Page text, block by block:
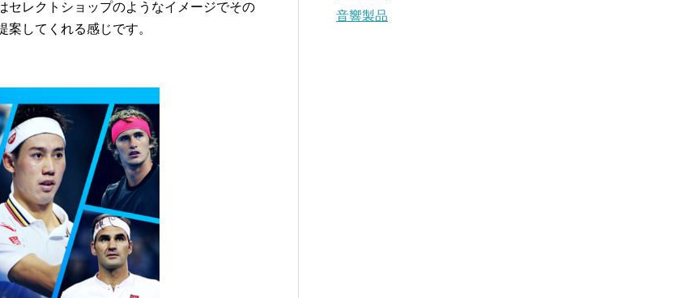
セレクトショップのようなイメージでその
してくれる感じです。
音響製品